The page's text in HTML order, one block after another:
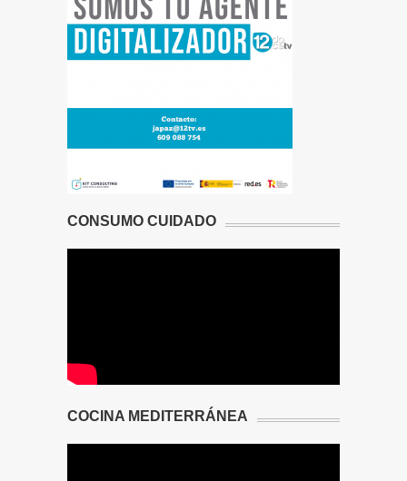
CONSUMO CUIDADO
COCINA MEDITERRÁNEA